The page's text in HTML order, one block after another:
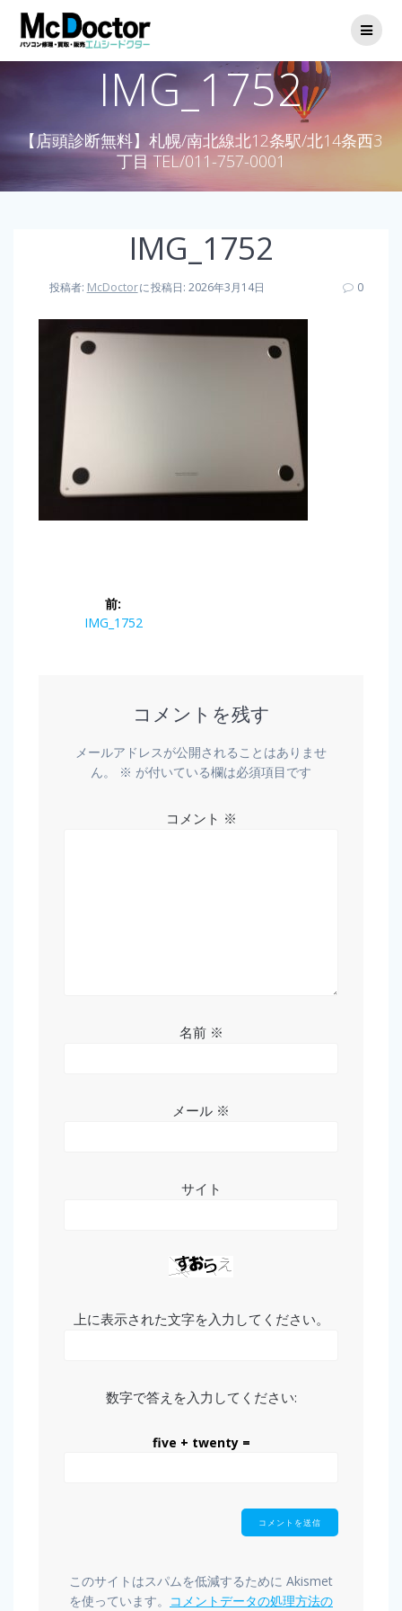
IMG_1752
【店頭診断無料】札幌/南北線北12条駅/北14条西3
丁目 TEL/011-757-0001
IMG_1752
投稿者: McDoctorに投稿日: 2026年3月14日 0
前:
IMG_1752
コメントを残す
メールアドレスが公開されることはありませ
ん。
※ が付いている欄は必須項目です
コメント ※
名前 ※
メール ※
サイト
上に表示された文字を入力してください。
数字で答えを入力してください:
five + twenty =
このサイトはスパムを低減するために Akismet
を使っています。 コメントデータの処理方法の